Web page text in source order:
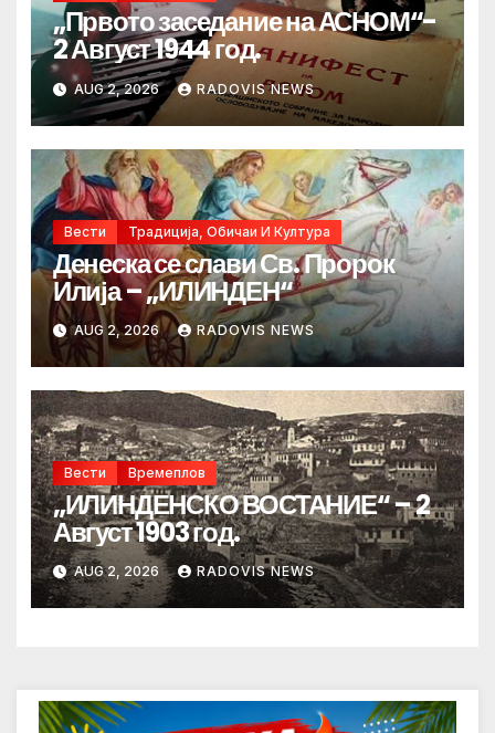
„Првото заседание на АСНОМ“-
2 Август 1944 год.
AUG 2, 2026 RADOVIS NEWS
Вести Традиција, Обичаи И Култура
Денеска се слави Св. Пророк
Илија – „ИЛИНДЕН“
AUG 2, 2026 RADOVIS NEWS
Вести Времеплов
„ИЛИНДЕНСКО ВОСТАНИЕ“ – 2
Август 1903 год.
AUG 2, 2026 RADOVIS NEWS